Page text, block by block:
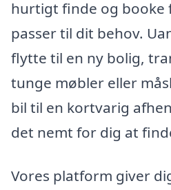
hurtigt finde og booke
passer til dit behov.
flytte til en ny bolig,
tunge møbler eller
bil til en kortvarig
det nemt for dig at
Vores platform giver